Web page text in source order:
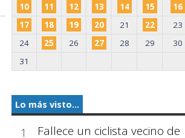
10
11 12 13 14 15
16
17
18 19 20 21 22
23
24
25 26 27 28 29
30
31
Lo más visto...
1 Fallece un ciclista vecino de